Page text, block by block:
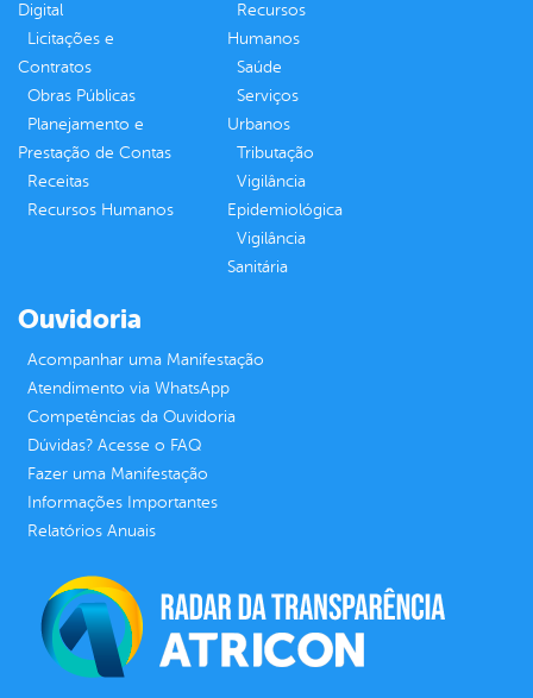
Digital
Licitações e
Contratos
Obras Públicas
Planejamento e
Prestação de Contas
Receitas
Recursos Humanos
Recursos
Humanos
Saúde
Serviços
Urbanos
Tributação
Vigilância
Epidemiológica
Vigilância
Sanitária
Ouvidoria
Acompanhar uma Manifestação
Atendimento via WhatsApp
Competências da Ouvidoria
Dúvidas? Acesse o FAQ
Fazer uma Manifestação
Informações Importantes
Relatórios Anuais